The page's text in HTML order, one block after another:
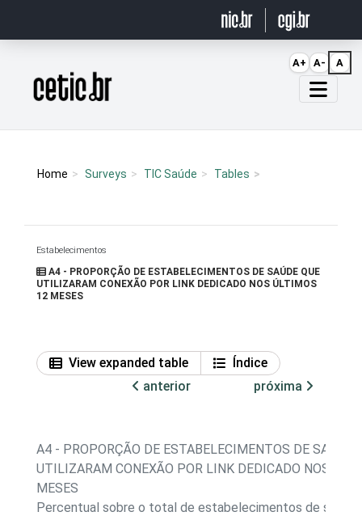
Página inicial
Home Surveys TIC Saúde Tables
Estabelecimentos
A4 - PROPORÇÃO DE ESTABELECIMENTOS DE SAÚDE QUE
UTILIZARAM CONEXÃO POR LINK DEDICADO NOS ÚLTIMOS
12 MESES
View expanded table
Índice
anterior
próxima
A4 - PROPORÇÃO DE ESTABELECIMENTOS DE SAÚDE
UTILIZARAM CONEXÃO POR LINK DEDICADO NOS
MESES
Percentual sobre o total de estabelecimentos de saúde
A+ A- A